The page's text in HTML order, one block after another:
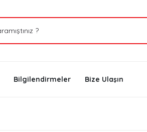
Bilgilendirmeler Bize Ulaşın